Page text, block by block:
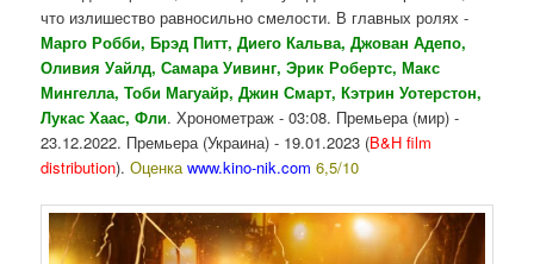
что излишество равносильно смелости. В главных ролях -
Марго Робби, Брэд Питт, Диего Кальва, Джован Адепо,
Оливия Уайлд, Самара Уивинг, Эрик Робертс, Макс
Мингелла, Тоби Магуайр, Джин Смарт, Кэтрин Уотерстон,
Лукас Хаас, Фли. Хронометраж - 03:08. Премьера (мир) -
23.12.2022. Премьера (Украина) - 19.01.2023 (B&H film
distribution).Оценкаwww.kino-nik.com 6,5/10